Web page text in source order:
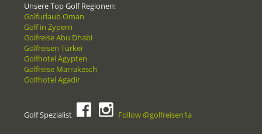
Unsere Top Golf Regionen:
Golfurlaub Oman
Golf in Zypern
Golfreise Abu Dhabi
Golfreisen Türkei
Golfhotel Ägypten
Golfreise Marrakesch
Golfhotel Agadir
Golf Spezialist Follow @golfreisen1a